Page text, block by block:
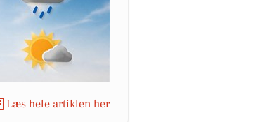
Læs hele artiklen her